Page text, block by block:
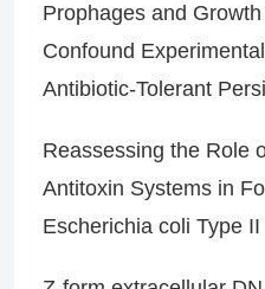
Prophages and
Confound
Antibiotic-Tolerant
Reassessing the Role
Antitoxin Systems in
Escherichia coli Type